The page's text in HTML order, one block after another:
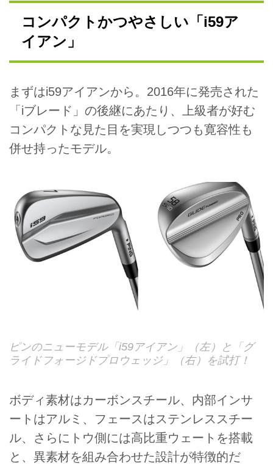
コンパクトかつやさしい「i59ア
イアン」
まずはi59アイアンから。2016年に発売された
「iブレード」の後継にあたり、上級者が好む
コンパクトな見た目を実現しつつも寛容性も
併せ持ったモデル。
ピンのニューモデル「i59アイアン」（左）と「グ
ライドフォージドプロウェッジ」（右）を試打！
ボディ素材はカーボンスチール、内部インサ
ートはアルミ、フェースはステンレススチー
ル、さらにトウ側には高比重ウェートを搭載
と、異素材を組み合わせた設計が特徴的だ